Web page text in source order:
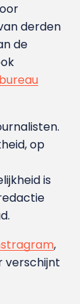
derden
de
op
is
,
verschijnt